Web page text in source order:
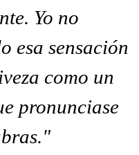
Yo no
esa sensación
como un
pronunciase